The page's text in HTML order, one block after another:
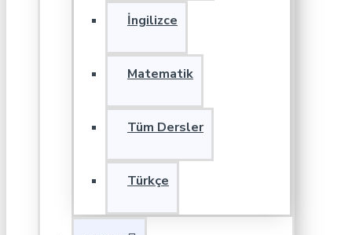
İngilizce
Matematik
Tüm Dersler
Türkçe